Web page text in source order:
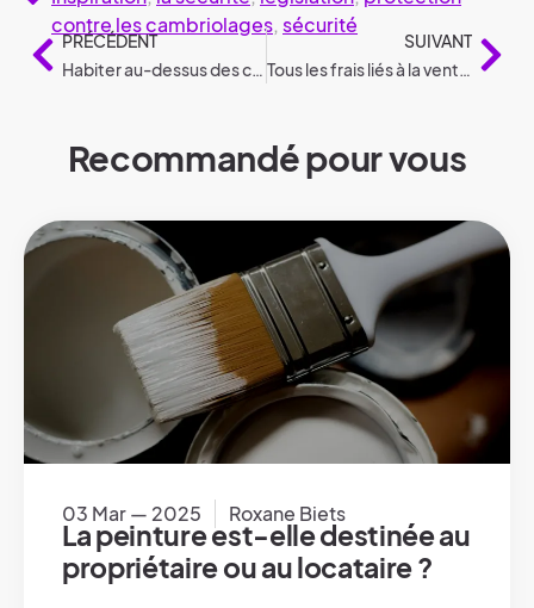
contre les cambriolages, sécurité
PRÉCÉDENT
Habiter au-dessus des commerces, conformément à la législation
SUIVANT
Tous les frais liés à la vente d’une maison ou d’un appartement
Recommandé pour vous
03 Mar — 2025 Roxane Biets
La peinture est-elle destinée au
propriétaire ou au locataire ?